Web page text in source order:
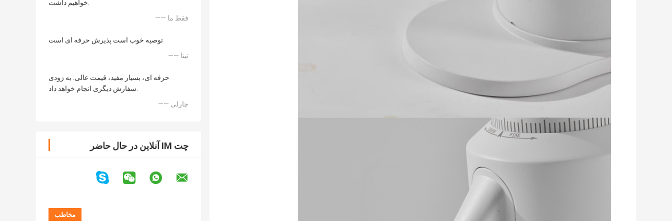
خواهیم داشت.
—— فقط ما
توصیه خوب است پذیرش حرفه ای است
—— تینا
حرفه ای، بسیار مفید، قیمت عالی. به زودی
سفارش دیگری انجام خواهد داد.
—— چارلی
چت IM آنلاین در حال حاضر